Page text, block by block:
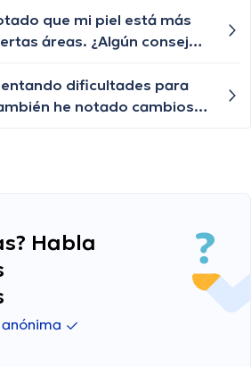
que mi piel está más
áreas. ¿Algún consejo
dificultades para
he notado cambios
para concentrarme.
Habla